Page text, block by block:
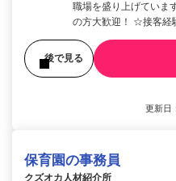
職場を盛り上げていま
の方大歓迎！ ☆接客経
後で見る
更新日
保育園の事務員
クズオカ人材紹介所